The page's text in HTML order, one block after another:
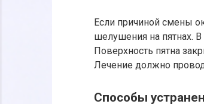
Если причиной смены
шелушения на пятнах. В
Поверхность пятна
Лечение должно
Способы